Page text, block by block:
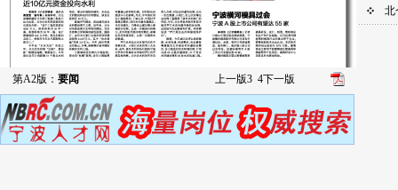
第A2版： 要闻 上一版3 4下一版
北